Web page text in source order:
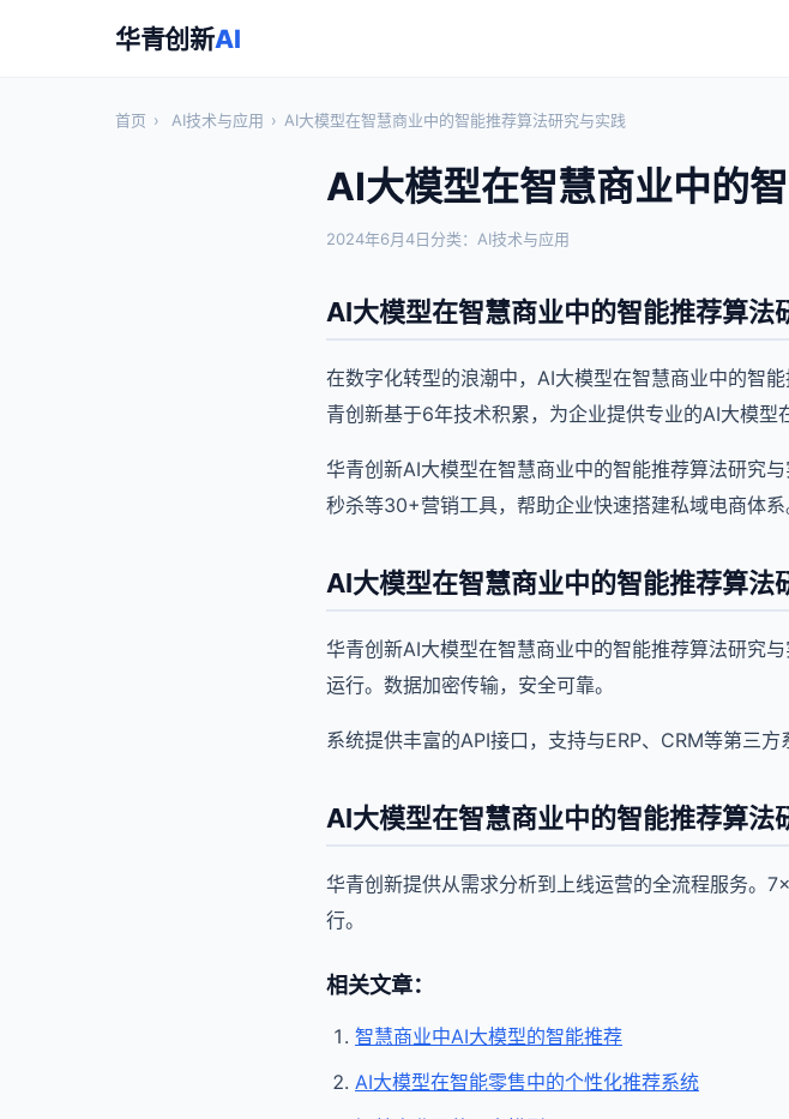
华青创新AI
首页 › AI技术与应用 › AI大模型在智慧商业中的智能推荐算法研究与实践
AI大模型在智慧商业中的
2024年6月4日分类：AI技术与应用
AI大模型在智慧商业中的智能推荐算法
在数字化转型的浪潮中，AI大模型在智慧商业中的智
青创新基于6年技术积累，为企业提供专业的AI大模型
华青创新AI大模型在智慧商业中的智能推荐算法研究
秒杀等30+营销工具，帮助企业快速搭建私域电商体系
AI大模型在智慧商业中的智能推荐算法
华青创新AI大模型在智慧商业中的智能推荐算法研究
运行。数据加密传输，安全可靠。
系统提供丰富的API接口，支持与ERP、CRM等第三方
AI大模型在智慧商业中的智能推荐算法
华青创新提供从需求分析到上线运营的全流程服务。
行。
相关文章：
智慧商业中AI大模型的智能推荐
AI大模型在智能零售中的个性化推荐系统